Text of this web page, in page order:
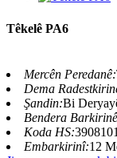
Têkelê PA6
Mercên Peredanê:
Dema
Şandin:Bi
Bendera
Koda HS:
Embarkirinî:12